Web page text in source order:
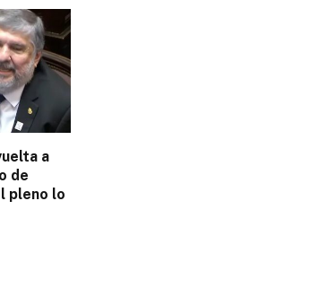
a
de
pleno lo